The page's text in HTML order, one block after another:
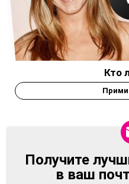
Кто
NEWSLETTER
Получите
в ваш